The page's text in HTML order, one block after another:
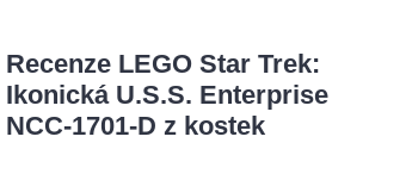
Recenze LEGO Star Trek:
Ikonická U.S.S. Enterprise
NCC-1701-D z kostek